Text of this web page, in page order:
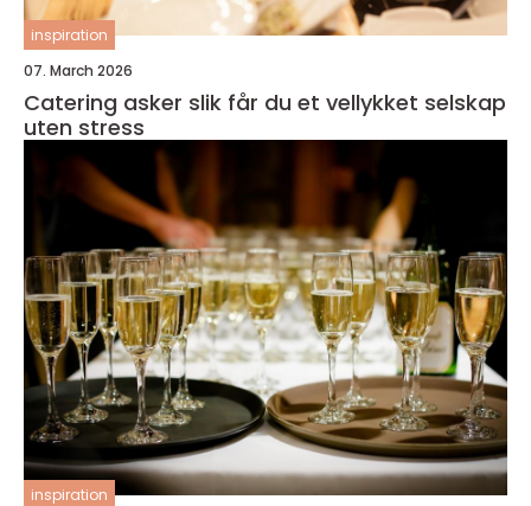
inspiration
07. March 2026
Catering asker slik får du et vellykket selskap
uten stress
inspiration